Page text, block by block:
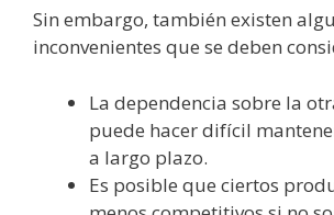
Sin embargo, también existen
inconvenientes que se deben
La dependencia sobre la
puede hacer difícil
a largo plazo.
Es posible que ciertos